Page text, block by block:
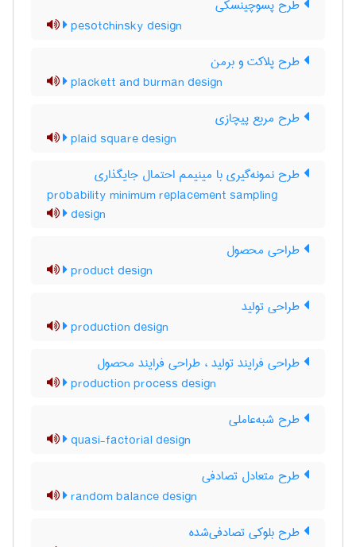
طرح پسوچینسکی
pesotchinsky design
طرح پلاکت و برمن
plackett and burman design
طرح مربع پیچازی
plaid square design
طرح نمونه‌گیری با مینیمم احتمال جایگذاری
probability minimum replacement sampling
design
طراحی محصول
product design
طراحی تولید
production design
طراحی فرایند تولید ، طراحی فرایند محصول
production process design
طرح شبه‌عاملی
quasi-factorial design
طرح متعادل تصادفی
random balance design
طرح بلوکی تصادفی‌شده